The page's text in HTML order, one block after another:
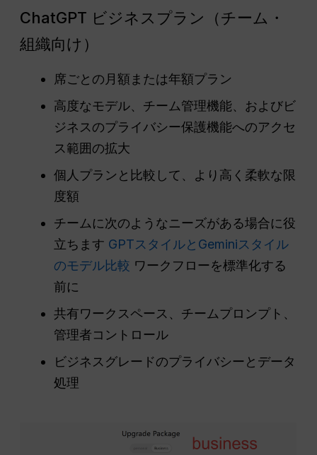
ChatGPT ビジネスプラン（チーム・
組織向け）
席ごとの月額または年額プラン
高度なモデル、チーム管理機能、およびビ
ジネスのプライバシー保護機能へのアクセ
ス範囲の拡大
個人プランと比較して、より高く柔軟な限
度額
チームに次のようなニーズがある場合に役
立ちます GPTスタイルとGeminiスタイル
のモデル比較 ワークフローを標準化する
前に
共有ワークスペース、チームプロンプト、
管理者コントロール
ビジネスグレードのプライバシーとデータ
処理